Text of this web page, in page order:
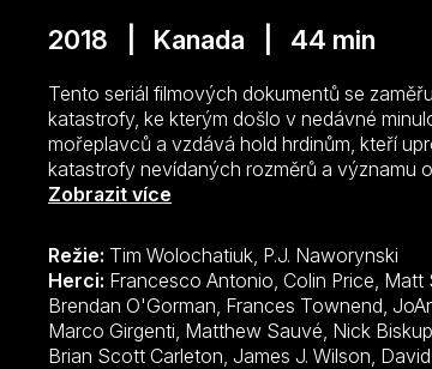
2018 | Kanada | 44 min
Tento seriál filmových dokumentů se
katastrofy, ke kterým došlo v nedávné
mořeplavců a vzdává hold hrdinům, kteří
katastrofy nevídaných rozměrů a významu
rejdařského průmyslu. Náš pořad obnovuje
Zobrazit více
Režie: Tim Wolochatiuk, P.J. Naworynski
Herci:
Brendan O'Gorman, Frances Townend, JoAnn Nordstrom, Robert Blake, Vincent Salvador,
Marco Girgenti, Matthew Sauvé, Nick Biskupek, Neil Paterson, Mark Nocent, Rick Amsbury,
Brian Scott Carleton,